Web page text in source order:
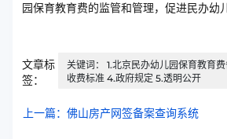
园保育教育费的监管和管理，促进民办幼
文章标
签：
关键词： 1.北京民办幼儿园保育教育
收费标准 4.政府规定 5.透明公开
上一篇：佛山房产网签备案查询系统